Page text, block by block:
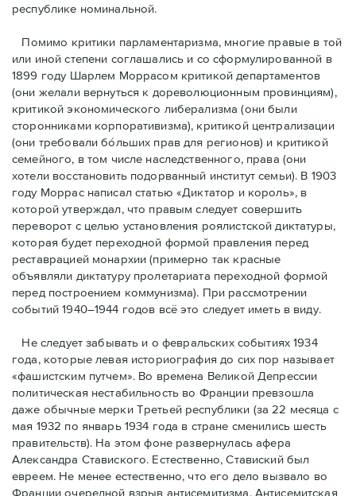
республике номинальной.
Помимо критики парламентаризма, многие правые в той
или иной степени соглашались и со сформулированной в
1899 году Шарлем Моррасом критикой департаментов
(они желали вернуться к дореволюционным провинциям),
критикой экономического либерализма (они были
сторонниками корпоративизма), критикой централизации
(они требовали бóльших прав для регионов) и критикой
семейного, в том числе наследственного, права (они
хотели восстановить подорванный институт семьи). В 1903
году Моррас написал статью «Диктатор и король», в
которой утверждал, что правым следует совершить
переворот с целью установления роялистской диктатуры,
которая будет переходной формой правления перед
реставрацией монархии (примерно так красные
объявляли диктатуру пролетариата переходной формой
перед построением коммунизма). При рассмотрении
событий 1940–1944 годов всё это следует иметь в виду.
Не следует забывать и о февральских событиях 1934
года, которые левая историография до сих пор называет
«фашистским путчем». Во времена Великой Депрессии
политическая нестабильность во Франции превзошла
даже обычные мерки Третьей республики (за 22 месяца с
мая 1932 по январь 1934 года в стране сменились шесть
правительств). На этом фоне развернулась афера
Александра Ставиского. Естественно, Ставиский был
евреем. Не менее естественно, что его дело вызвало во
Франции очередной взрыв антисемитизма. Антисемитская